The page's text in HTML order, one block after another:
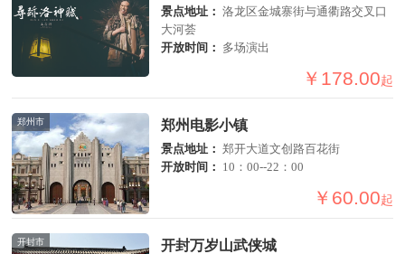
景点地址： 洛龙区金城寨街与通衢路交叉口
大河荟
开放时间： 多场演出
￥178.00起
郑州市 郑州电影小镇
景点地址： 郑开大道文创路百花街
开放时间： 10：00--22：00
￥60.00起
开封市 开封万岁山武侠城